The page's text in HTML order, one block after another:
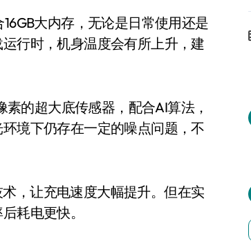
大内存，无论是日常使用还是
行时，机身温度会有所上升，建
的超大底传感器，配合AI算法，
境下仍存在一定的噪点问题，不
，让充电速度大幅提升。但在实
耗电更快。